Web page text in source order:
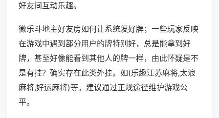
好友间互动乐趣。
微乐斗地主好友房如何让系统发好牌；一些玩家反映
在游戏中遇到部分用户的牌特别好，总是能拿到好
牌，甚至好像能看到其他人的牌一样，由此怀疑是不
是有挂？确实存在此类外挂。如(乐趣江苏麻将,太浪
麻将,好运麻将)等，建议通过正规途径维护游戏公
平。